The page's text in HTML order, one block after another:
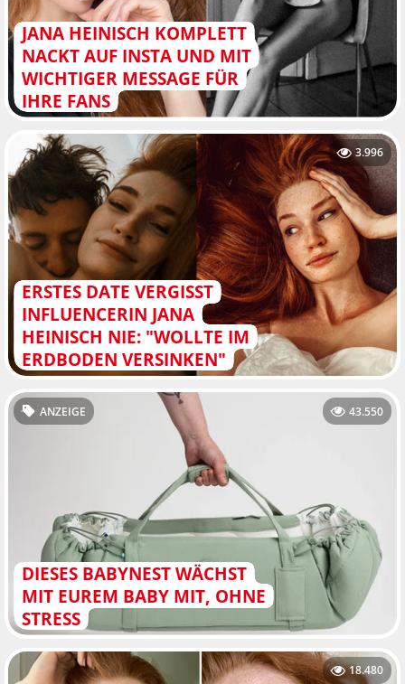
JANA HEINISCH KOMPLETT
NACKT AUF INSTA UND MIT
WICHTIGER MESSAGE FÜR
IHRE FANS
ERSTES DATE VERGISST
INFLUENCERIN JANA
HEINISCH NIE: "WOLLTE IM
ERDBODEN VERSINKEN"
3.996
DIESES BABYNEST WÄCHST
MIT EUREM BABY MIT, OHNE
STRESS
ANZEIGE 43.550
18.480